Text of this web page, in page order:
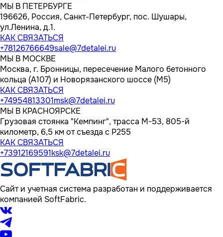
МЫ В ПЕТЕРБУРГЕ
196626, Россия, Санкт-Петербург, пос. Шушары,
ул.Ленина, д.1.
КАК СВЯЗАТЬСЯ
+78126766649sale@7detalei.ru
МЫ В МОСКВЕ
Москва, г. Бронницы, пересечение Малого бетонного
кольца (А107) и Новорязанского шоссе (М5)
КАК СВЯЗАТЬСЯ
+74954813301msk@7detalei.ru
МЫ В КРАСНОЯРСКЕ
Грузовая стоянка "Кемпинг", трасса M-53, 805-й
километр, 6,5 км от съезда с Р255
КАК СВЯЗАТЬСЯ
+73912169591ksk@7detalei.ru
Сайт и учетная система разработан и поддерживается
компанией SoftFabric.